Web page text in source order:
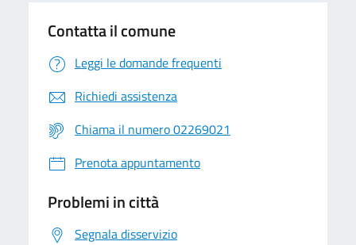
Contatta il comune
Leggi le domande frequenti
Richiedi assistenza
Chiama il numero 02269021
Prenota appuntamento
Problemi in città
Segnala disservizio